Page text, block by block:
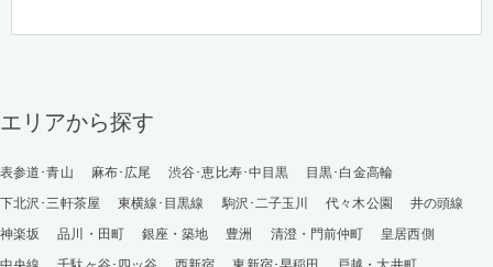
エリアから探す
表参道･青山 麻布･広尾 渋谷･恵比寿･中目黒
目黒･白金高輪
下北沢･三軒茶屋
東横線･目黒線 駒沢･二子玉川 代々木公園
井の頭線
神楽坂
品川・田町 銀座・築地 豊洲 清澄・門前仲町
皇居西側